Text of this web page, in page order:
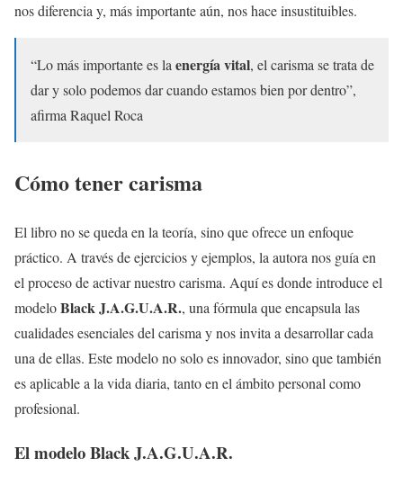
nos diferencia y, más importante aún, nos hace insustituibles.
“Lo más importante es la energía vital, el carisma se trata de
dar y solo podemos dar cuando estamos bien por dentro”,
afirma Raquel Roca
Cómo tener carisma
El libro no se queda en la teoría, sino que ofrece un enfoque
práctico. A través de ejercicios y ejemplos, la autora nos guía en
el proceso de activar nuestro carisma. Aquí es donde introduce el
modeloBlack J.A.G.U.A.R., una fórmula que encapsula las
cualidades esenciales del carisma y nos invita a desarrollar cada
una de ellas. Este modelo no solo es innovador, sino que también
es aplicable a la vida diaria, tanto en el ámbito personal como
profesional.
El modelo Black J.A.G.U.A.R.